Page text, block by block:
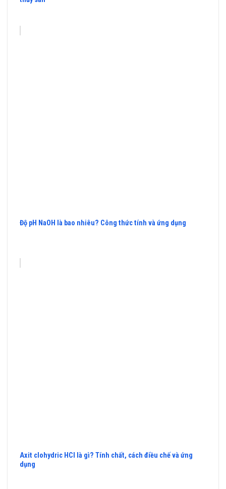
Độ pH NaOH là bao nhiêu? Công thức tính và ứng dụng
Axit clohydric HCl là gì? Tính chất, cách điều chế và ứng
dụng